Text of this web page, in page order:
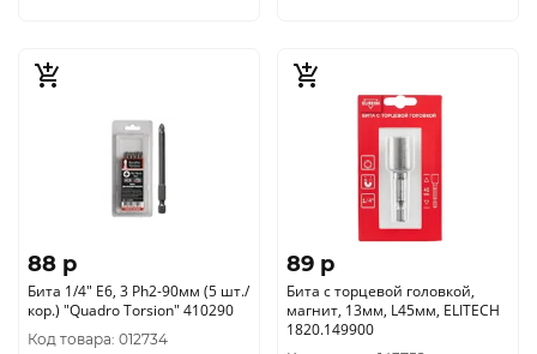
88 p
Бита 1/4" E6, 3 Ph2-90мм (5 шт./
кор.) "Quadro Torsion" 410290
Код товара: 012734
89 p
Бита с торцевой головкой,
магнит, 13мм, L45мм, ELITECH
1820.149900